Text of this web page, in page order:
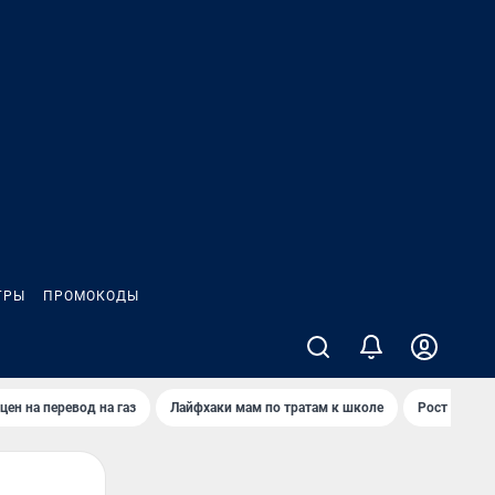
ПРОМОКОДЫ
на перевод на газ Лайфхаки мам по тратам к школе Рост цен на